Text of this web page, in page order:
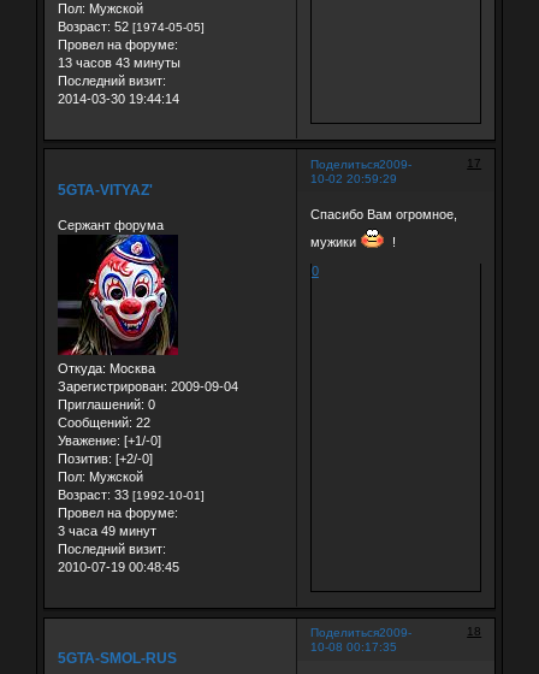
Пол: Мужской
Возраст: 52 [1974-05-05]
Провел на форуме:
13 часов 43 минуты
Последний визит:
2014-03-30 19:44:14
Поделиться 17
2009-
10-02 20:59:29
5GTA-VITYAZ'
Сержант форума
Откуда: Москва
Зарегистрирован: 2009-09-04
Приглашений: 0
Сообщений: 22
Уважение: [+1/-0]
Позитив: [+2/-0]
Пол: Мужской
Возраст: 33 [1992-10-01]
Провел на форуме:
3 часа 49 минут
Последний визит:
2010-07-19 00:48:45
Спасибо Вам огромное,
мужики
!
0
Поделиться 18
2009-
10-08 00:17:35
5GTA-SMOL-RUS